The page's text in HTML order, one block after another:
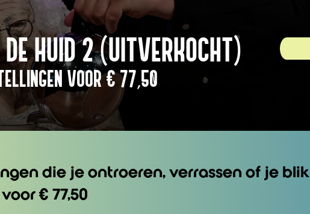
DE HUID 2 (UITVERKOCHT)
VOOR € 77,50
die je ontroeren, verrassen of je blik
€ 77,50